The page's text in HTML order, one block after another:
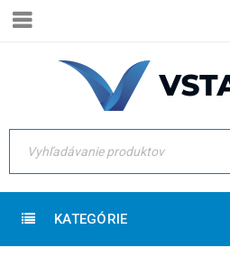
KATEGÓRIE